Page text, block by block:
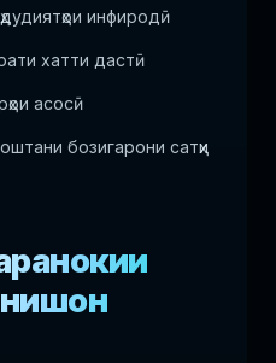
инфиродӣ
хатти дастӣ
асосӣ
бозигарони сатҳи
нишон